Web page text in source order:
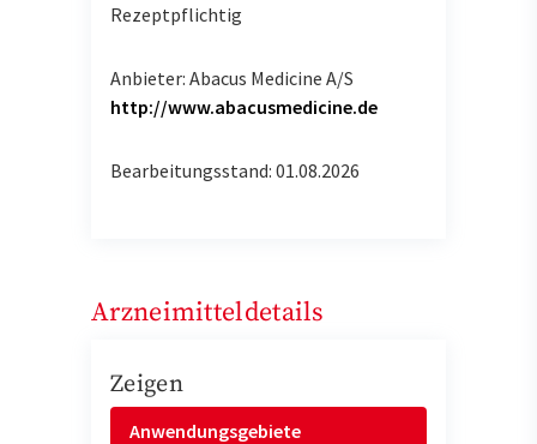
Rezeptpflichtig
Anbieter: Abacus Medicine A/S
http://www.abacusmedicine.de
Bearbeitungsstand: 01.08.2026
Arzneimitteldetails
Zeigen
Anwendungsgebiete